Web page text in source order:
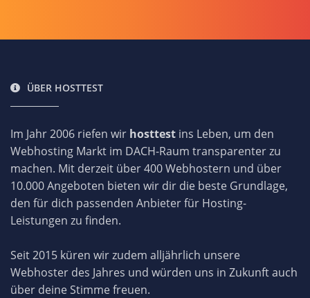
ÜBER HOSTTEST
Im Jahr 2006 riefen wir hosttest ins Leben, um den
Webhosting Markt im DACH-Raum transparenter zu
machen. Mit derzeit über 400 Webhostern und über
10.000 Angeboten bieten wir dir die beste Grundlage,
den für dich passenden Anbieter für Hosting-
Leistungen zu finden.
Seit 2015 küren wir zudem alljährlich unsere
Webhoster des Jahres und würden uns in Zukunft auch
über deine Stimme freuen.